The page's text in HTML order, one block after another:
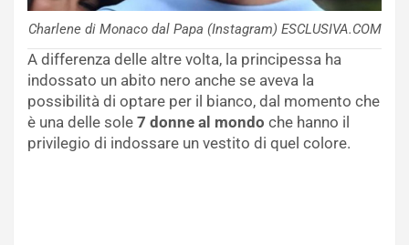
Charlene di Monaco dal Papa (Instagram) ESCLUSIVA.COM
A differenza delle altre volta, la principessa ha
indossato un abito nero anche se aveva la
possibilità di optare per il bianco, dal momento che
è una delle sole 7 donne al mondo che hanno il
privilegio di indossare un vestito di quel colore.